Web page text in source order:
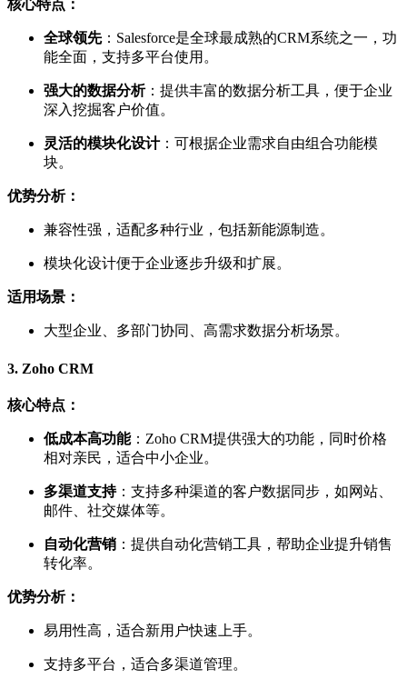
核心特点：
全球领先：Salesforce是全球最成熟的CRM系统之一，功
能全面，支持多平台使用。
强大的数据分析：提供丰富的数据分析工具，便于企业
深入挖掘客户价值。
灵活的模块化设计：可根据企业需求自由组合功能模
块。
优势分析：
兼容性强，适配多种行业，包括新能源制造。
模块化设计便于企业逐步升级和扩展。
适用场景：
大型企业、多部门协同、高需求数据分析场景。
3. Zoho CRM
核心特点：
低成本高功能：Zoho CRM提供强大的功能，同时价格
相对亲民，适合中小企业。
多渠道支持：支持多种渠道的客户数据同步，如网站、
邮件、社交媒体等。
自动化营销 ：提供自动化营销工具，帮助企业提升销售
转化率。
优势分析：
易用性高，适合新用户快速上手。
支持多平台，适合多渠道管理。